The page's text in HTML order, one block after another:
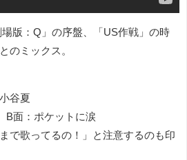
場版：Q」の序盤、「US作戦」の時
のミックス。
谷夏
B面：ポケットに涙
で歌ってるの！」と注意するのも印